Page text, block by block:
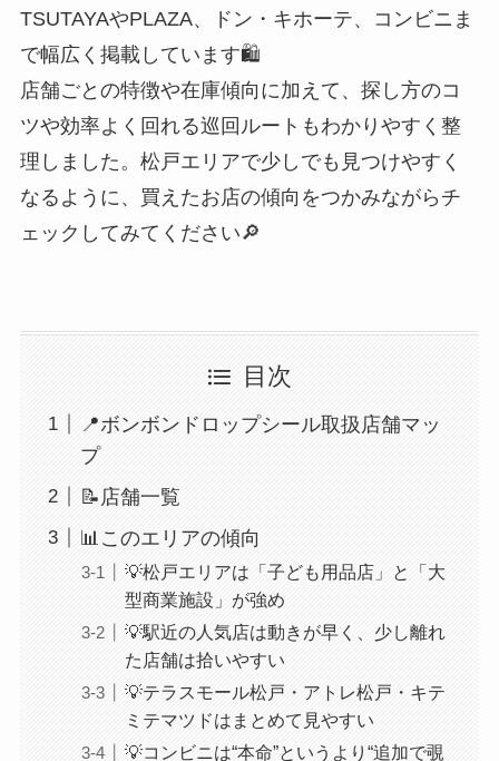
TSUTAYAやPLAZA、ドン・キホーテ、コンビニま
で幅広く掲載しています🛍️
店舗ごとの特徴や在庫傾向に加えて、探し方のコ
ツや効率よく回れる巡回ルートもわかりやすく整
理しました。松戸エリアで少しでも見つけやすく
なるように、買えたお店の傾向をつかみながらチ
ェックしてみてください🔎
目次
📍ボンボンドロップシール取扱店舗マッ
プ
📝店舗一覧
📊このエリアの傾向
💡松戸エリアは「子ども用品店」と「大
型商業施設」が強め
💡駅近の人気店は動きが早く、少し離れ
た店舗は拾いやすい
💡テラスモール松戸・アトレ松戸・キテ
ミテマツドはまとめて見やすい
💡コンビニは“本命”というより“追加で覗